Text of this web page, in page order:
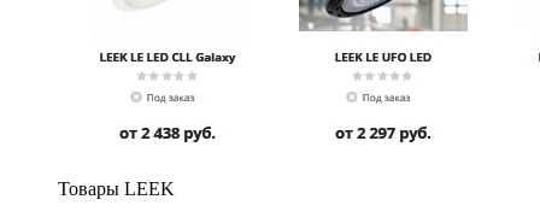
Товары LEEK